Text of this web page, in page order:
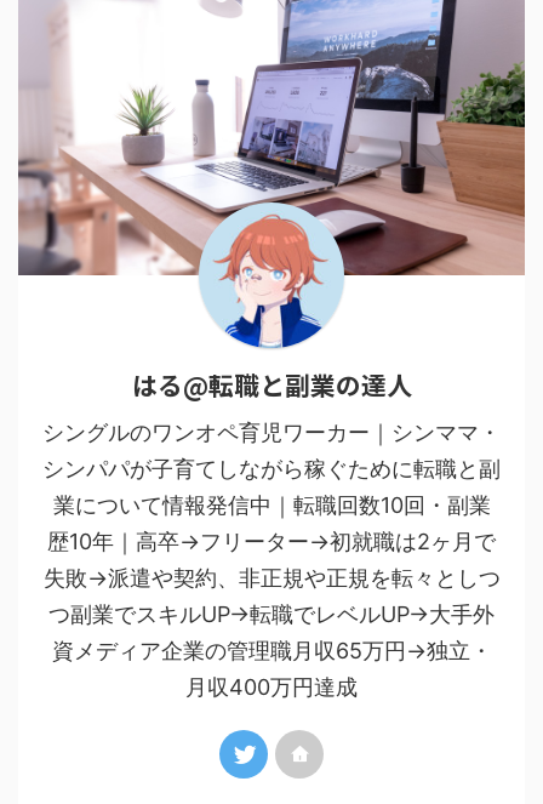
はる@転職と副業の達人
シングルのワンオペ育児ワーカー｜シンママ・
シンパパが子育てしながら稼ぐために転職と副
業について情報発信中｜転職回数10回・副業
歴10年｜高卒→フリーター→初就職は2ヶ月で
失敗→派遣や契約、非正規や正規を転々としつ
つ副業でスキルUP→転職でレベルUP→大手外
資メディア企業の管理職月収65万円→独立・
月収400万円達成